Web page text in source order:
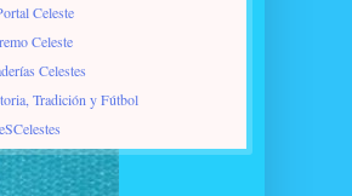
Celeste
Celeste
Celestes
Tradición y Fútbol